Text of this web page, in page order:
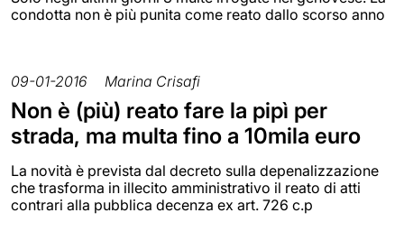
condotta non è più punita come reato dallo scorso anno
09-01-2016 Marina Crisafi
Non è (più) reato fare la pipì per
strada, ma multa fino a 10mila euro
La novità è prevista dal decreto sulla depenalizzazione
che trasforma in illecito amministrativo il reato di atti
contrari alla pubblica decenza ex art. 726 c.p